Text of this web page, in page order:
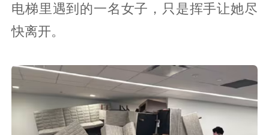
电梯里遇到的一名女子，只是挥手让她尽
快离开。